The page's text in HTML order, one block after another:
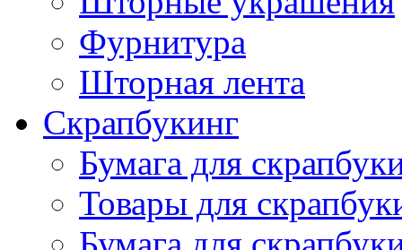
Фурнитура
Шторная лента
Скрапбукинг
Бумага для
Товары для